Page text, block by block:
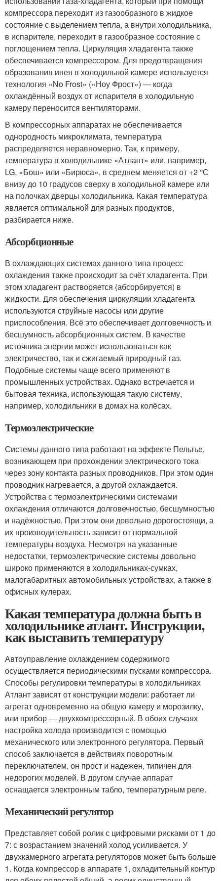
компрессора переходит из газообразного в жидкое
состояние с выделением тепла, а внутри холодильника,
в испарителе, переходит в газообразное состояние с
поглощением тепла. Циркуляция хладагента также
обеспечивается компрессором. Для предотвращения
образования инея в холодильной камере используется
технология «No Frost» («Ноу Фрост») — когда
охлаждённый воздух от испарителя в холодильную
камеру переносится вентиляторами.
В компрессорных аппаратах не обеспечивается
однородность микроклимата, температура
распределяется неравномерно. Так, к примеру,
температура в холодильнике «Атлант» или, например,
LG, «Бош» или «Бирюса», в среднем меняется от +2 °С
внизу до 10 градусов сверху в холодильной камере или
на полочках дверцы холодильника. Какая температура
является оптимальной для разных продуктов,
разбирается ниже.
Абсорбционные
В охлаждающих системах данного типа процесс
охлаждения также происходит за счёт хладагента. При
этом хладагент растворяется (абсорбируется) в
жидкости. Для обеспечения циркуляции хладагента
используются струйные насосы или другие
приспособления. Всё это обеспечивает долговечность и
бесшумность абсорбционных систем. В качестве
источника энергии может использоваться как
электричество, так и сжигаемый природный газ.
Подобные системы чаще всего применяют в
промышленных устройствах. Однако встречается и
бытовая техника, использующая такую систему,
например, холодильники в домах на колёсах.
Термоэлектрические
Системы данного типа работают на эффекте Пельтье,
возникающем при прохождении электрического тока
через зону контакта разных проводников. При этом один
проводник нагревается, а другой охлаждается.
Устройства с термоэлектрическими системами
охлаждения отличаются долговечностью, бесшумностью
и надёжностью. При этом они довольно дорогостоящи, а
их производительность зависит от нормальной
температуры воздуха. Несмотря на указанные
недостатки, термоэлектрические системы довольно
широко применяются в холодильниках-сумках,
малогабаритных автомобильных устройствах, а также в
офисных кулерах.
Какая температура должна быть в
холодильнике атлант. Инструкции,
как выставить температуру
Автоуправление охлаждением содержимого
осуществляется периодическими пусками компрессора.
Способы регулировки температуры в холодильниках
Атлант зависят от конструкции модели: работает ли
агрегат одновременно на общую камеру и морозилку,
или прибор — двухкомпрессорный. В обоих случаях
настройка холода производится с помощью
механического или электронного регулятора. Первый
способ заключается в действиях поворотным
переключателем, он прост и надежен, типичен для
недорогих моделей. В другом случае аппарат
оснащается электронным табло, температурным реле.
Механический регулятор
Представляет собой ролик с цифровыми рисками от 1 до
7: с возрастанием значений холод усиливается. У
двухкамерного агрегата регуляторов может быть больше
1. Когда компрессор в аппарате 1, охладительный контур